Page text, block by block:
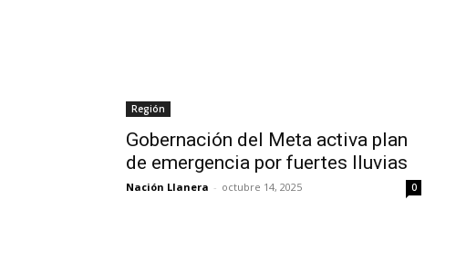
Región
Gobernación del Meta activa plan
de emergencia por fuertes lluvias
Nación Llanera - octubre 14, 2025 0